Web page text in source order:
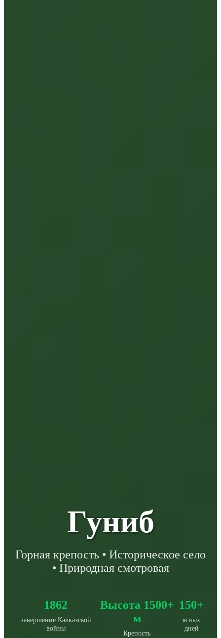
Гуниб
Горная крепость • Историческое село
• Природная смотровая
1862
завершение Кавказской
войны
Высота 1500+
м
Крепость
150+
ясных
дней